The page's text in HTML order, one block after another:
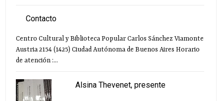
Contacto
Centro Cultural y Biblioteca Popular Carlos Sánchez Viamonte
Austria 2154 (1425) Ciudad Autónoma de Buenos Aires Horario
de atención :...
Alsina Thevenet, presente